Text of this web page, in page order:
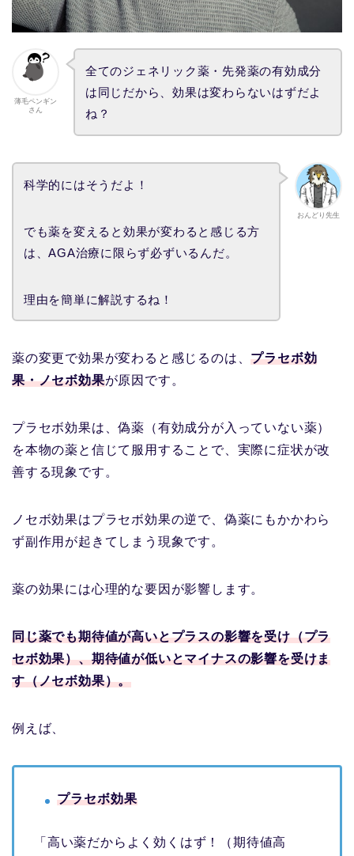
薄毛ペンギン
さん
全てのジェネリック薬・先発薬の有効成分
は同じだから、効果は変わらないはずだよ
ね？
おんどり先生
科学的にはそうだよ！
でも薬を変えると効果が変わると感じる方
は、AGA治療に限らず必ずいるんだ。
理由を簡単に解説するね！
薬の変更で効果が変わると感じるのは、プラセボ効
果・ノセボ効果が原因です。
プラセボ効果は、偽薬（有効成分が入っていない薬）
を本物の薬と信じて服用することで、実際に症状が改
善する現象です。
ノセボ効果はプラセボ効果の逆で、偽薬にもかかわら
ず副作用が起きてしまう現象です。
薬の効果には心理的な要因が影響します。
同じ薬でも期待値が高いとプラスの影響を受け（プラ
セボ効果）、期待値が低いとマイナスの影響を受けま
す（ノセボ効果）。
例えば、
プラセボ効果
「高い薬だからよく効くはず！（期待値高